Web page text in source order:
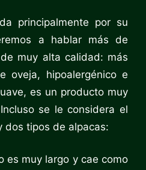
principalmente por su
a hablar más de
muy alta calidad: más
oveja, hipoalergénico e
es un producto muy
se le considera el
dos tipos de alpacas:
es muy largo y cae como